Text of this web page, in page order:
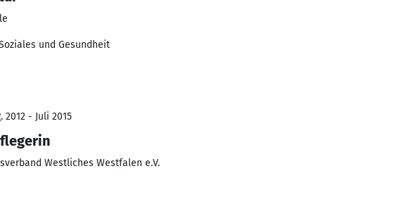
und Gesundheit
2012 - Juli 2015
Westliches Westfalen e.V.